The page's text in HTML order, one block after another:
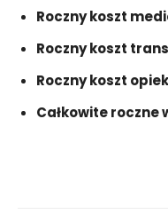
Roczny koszt
Roczny koszt
Roczny koszt
Całkowite roczne